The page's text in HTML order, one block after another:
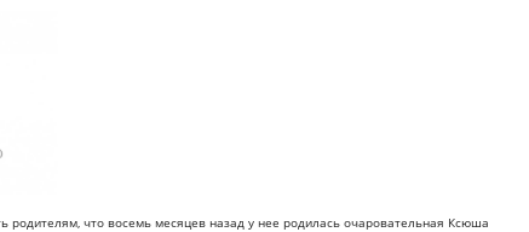
что восемь месяцев назад у нее родилась очаровательная Ксюша